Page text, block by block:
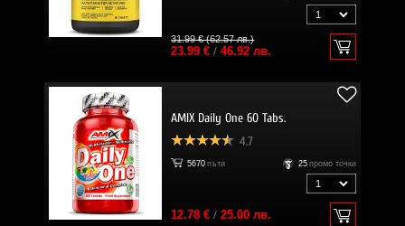
31.99 € (62.57 лв.)
23.99 €/ 46.92 лв.
AMIX Daily One 60 Tabs.
4.7
5670 пъти 25 промо точки
12.78 €/ 25.00 лв.